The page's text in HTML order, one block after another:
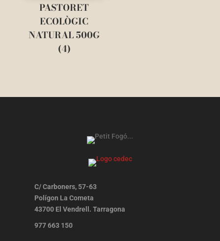
PASTORET
ECOLÒGIC
NATURAL 500G
(4)
C/ Carboners, 57-63
Polígon La Cometa
43700 El Vendrell. Tarragona
977 663 150